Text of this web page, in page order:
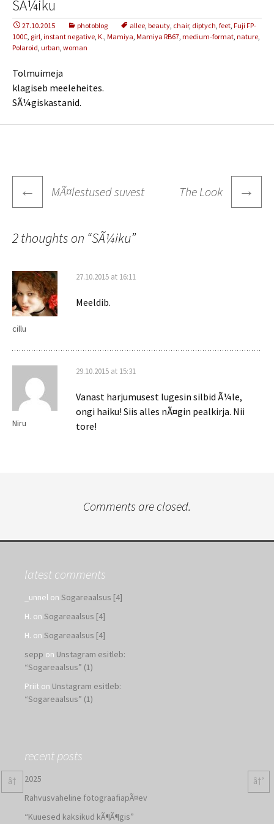
SÃ¼iku
27.10.2015 photoblog allee beauty chair, diptych feet Fuji FP-
100C girl instant negative K. Mamiya Mamiya RB67 medium-format nature
Polaroid urban woman
Tolmuimeja
klagiseb meeleheites.
SÃ¼giskastanid.
navigation
← MÃ¤lestused suvest The Look →
2 thoughts on “SÃ¼iku”
cillu
27.10.2015 at 16:11
Meeldib.
Niru
29.10.2015 at 15:31
Vanast harjumusest lugesin silbid Ã¼le,
ongi haiku! Siis alles nÃ¤gin pealkirja. Nii
tore!
Comments are closed.
latest comments
_unnel on Sogareaalsus [4]
H. on Sogareaalsus [4]
H. on Sogareaalsus [4]
sepp on Unstagram esitleb:
“Sogareaalsus” (1)
Priit on Unstagram esitleb:
“Sogareaalsus” (1)
recent posts
2025
Rahvusvaheline fotograafiapÃ¤ev
“Kuuesed kaksikud kÃ¶Ã¶gis”
â† â†’